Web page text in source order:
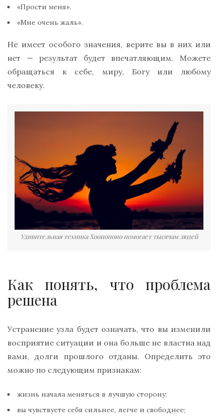
«Прости меня».
«Мне очень жаль».
Не имеет особого значения, верите вы в них или
нет — результат будет впечатляющим. Можете
обращаться к себе, миру, Богу или любому
человеку.
Удивительная техника Хоонопоно помогает тысячам людей
Как понять, что проблема
решена
Устранение узла будет означать, что вы изменили
восприятие ситуации и она больше не властна над
вами, долги прошлого отданы. Определить это
можно по следующим признакам:
жизнь начала меняться в лучшую сторону;
вы чувствуете себя сильнее, легче и свободнее;